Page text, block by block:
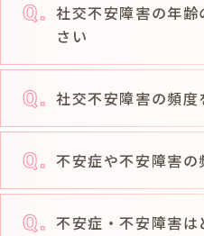
社交不安障害の年
さい
社交不安障害の頻度
不安症や不安障害の
不安症・不安障害